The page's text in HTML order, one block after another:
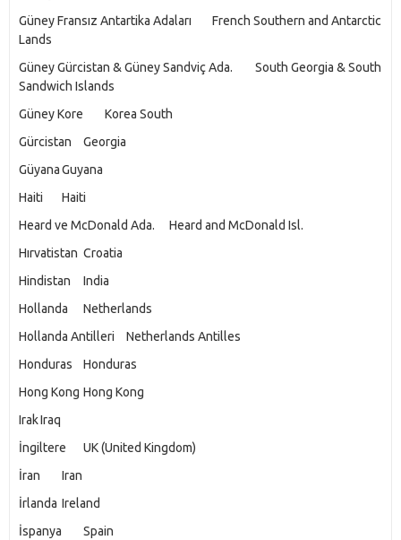
Güney Fransız Antartika Adaları
French Southern and Antarctic
Lands
Güney Gürcistan & Güney Sandviç Ada.
South Georgia & South
Sandwich Islands
Güney Kore
Korea South
Gürcistan
Georgia
GüyanaGuyana
Haiti
Haiti
Heard ve McDonald Ada.
Heard and McDonald Isl.
Hırvatistan Croatia
Hindistan
India
Hollanda
Netherlands
Hollanda Antilleri
Netherlands Antilles
Honduras
Honduras
Hong Kong Hong Kong
IrakIraq
İngiltere
UK (United Kingdom)
İran
Iran
İrlanda Ireland
İspanya
Spain